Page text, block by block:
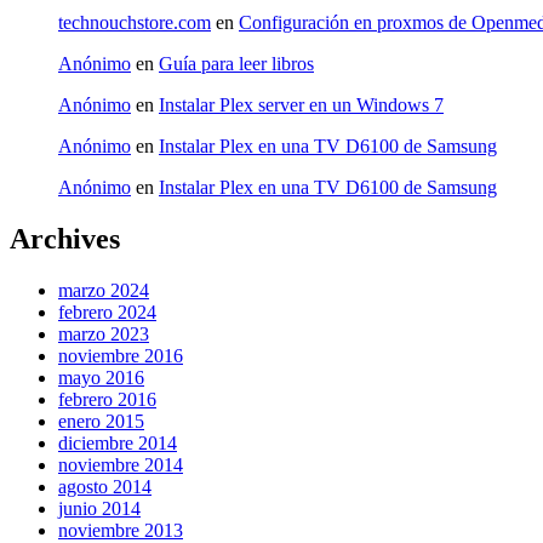
technouchstore.com en Configuración en proxmos de
Anónimo en Guía para leer libros
Anónimo en Instalar Plex server en un Windows 7
Anónimo en Instalar Plex en una TV D6100 de Samsung
Anónimo en Instalar Plex en una TV D6100 de Samsung
Archives
marzo 2024
febrero 2024
marzo 2023
noviembre 2016
mayo 2016
febrero 2016
enero 2015
diciembre 2014
noviembre 2014
agosto 2014
junio 2014
noviembre 2013